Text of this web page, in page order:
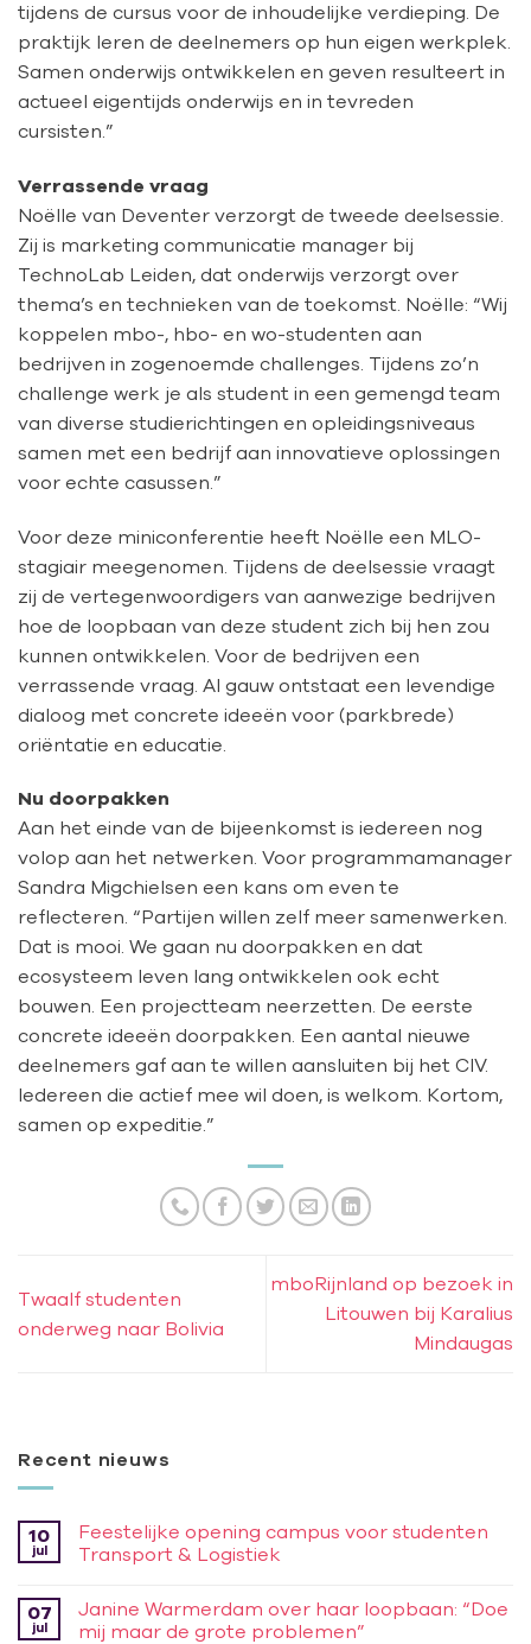
tijdens de cursus voor de inhoudelijke verdieping. De
praktijk leren de deelnemers op hun eigen werkplek.
Samen onderwijs ontwikkelen en geven resulteert in
actueel eigentijds onderwijs en in tevreden
cursisten.”
Verrassende vraag
Noëlle van Deventer verzorgt de tweede deelsessie.
Zij is marketing communicatie manager bij
TechnoLab Leiden, dat onderwijs verzorgt over
thema’s en technieken van de toekomst. Noëlle: “Wij
koppelen mbo-, hbo- en wo-studenten aan
bedrijven in zogenoemde challenges. Tijdens zo’n
challenge werk je als student in een gemengd team
van diverse studierichtingen en opleidingsniveaus
samen met een bedrijf aan innovatieve oplossingen
voor echte casussen.”
Voor deze miniconferentie heeft Noëlle een MLO-
stagiair meegenomen. Tijdens de deelsessie vraagt
zij de vertegenwoordigers van aanwezige bedrijven
hoe de loopbaan van deze student zich bij hen zou
kunnen ontwikkelen. Voor de bedrijven een
verrassende vraag. Al gauw ontstaat een levendige
dialoog met concrete ideeën voor (parkbrede)
oriëntatie en educatie.
Nu doorpakken
Aan het einde van de bijeenkomst is iedereen nog
volop aan het netwerken. Voor programmamanager
Sandra Migchielsen een kans om even te
reflecteren. “Partijen willen zelf meer samenwerken.
Dat is mooi. We gaan nu doorpakken en dat
ecosysteem leven lang ontwikkelen ook echt
bouwen. Een projectteam neerzetten. De eerste
concrete ideeën doorpakken. Een aantal nieuwe
deelnemers gaf aan te willen aansluiten bij het CIV.
Iedereen die actief mee wil doen, is welkom. Kortom,
samen op expeditie.”
Twaalf studenten
onderweg naar Bolivia
mboRijnland op bezoek in
Litouwen bij Karalius
Mindaugas
Recent nieuws
10
jul
Feestelijke opening campus voor studenten
Transport & Logistiek
07
jul
Janine Warmerdam over haar loopbaan: “Doe
mij maar de grote problemen”